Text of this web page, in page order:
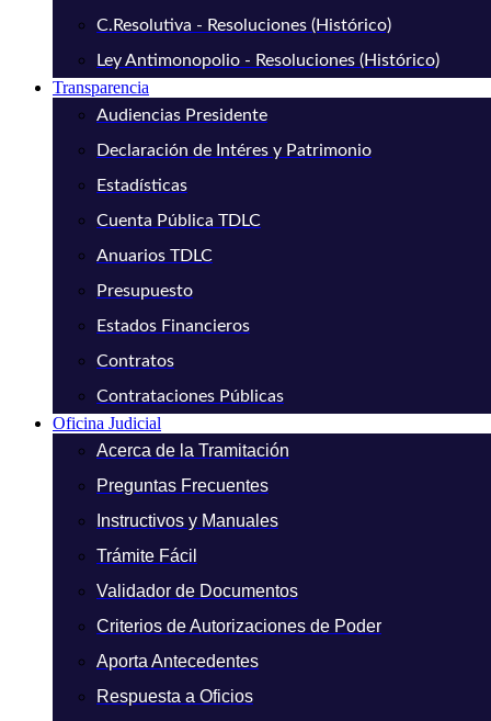
C.Resolutiva - Resoluciones (Histórico)
Ley Antimonopolio - Resoluciones (Histórico)
Transparencia
Audiencias Presidente
Declaración de Intéres y Patrimonio
Estadísticas
Cuenta Pública TDLC
Anuarios TDLC
Presupuesto
Estados Financieros
Contratos
Contrataciones Públicas
Oficina Judicial
Acerca de la Tramitación
Preguntas Frecuentes
Instructivos y Manuales
Trámite Fácil
Validador de Documentos
Criterios de Autorizaciones de Poder
Aporta Antecedentes
Respuesta a Oficios